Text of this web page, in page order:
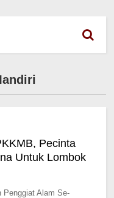
Pecinta
Untuk Lombok
Penggiat Alam Se-